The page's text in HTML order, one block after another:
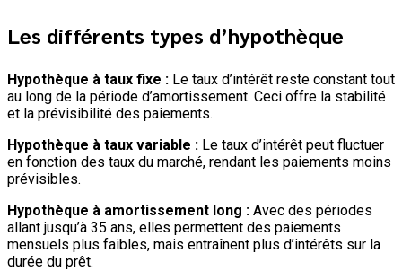
Les différents types d’hypothèque
Hypothèque à taux fixe : Le taux d’intérêt reste constant tout
au long de la période d’amortissement. Ceci offre la stabilité
et la prévisibilité des paiements.
Hypothèque à taux variable : Le taux d’intérêt peut fluctuer
en fonction des taux du marché, rendant les paiements moins
prévisibles.
Hypothèque à amortissement long : Avec des périodes
allant jusqu’à 35 ans, elles permettent des paiements
mensuels plus faibles, mais entraînent plus d’intérêts sur la
durée du prêt.